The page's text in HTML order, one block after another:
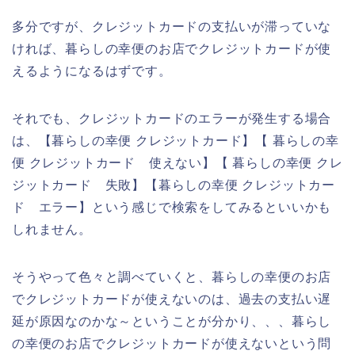
多分ですが、クレジットカードの支払いが滞っていな
ければ、暮らしの幸便のお店でクレジットカードが使
えるようになるはずです。
それでも、クレジットカードのエラーが発生する場合
は、【暮らしの幸便 クレジットカード】【 暮らしの幸
便 クレジットカード 使えない】【 暮らしの幸便 クレ
ジットカード 失敗】【暮らしの幸便 クレジットカー
ド エラー】という感じで検索をしてみるといいかも
しれません。
そうやって色々と調べていくと、暮らしの幸便のお店
でクレジットカードが使えないのは、過去の支払い遅
延が原因なのかな～ということが分かり、、、暮らし
の幸便のお店でクレジットカードが使えないという問